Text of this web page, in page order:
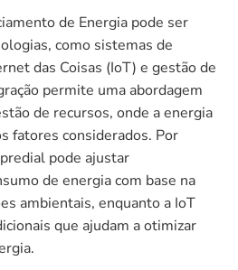
de Energia pode ser
como sistemas de
das Coisas (IoT) e gestão de
permite uma abordagem
de recursos, onde a energia
fatores considerados. Por
pode ajustar
de energia com base na
ambientais, enquanto a IoT
que ajudam a otimizar